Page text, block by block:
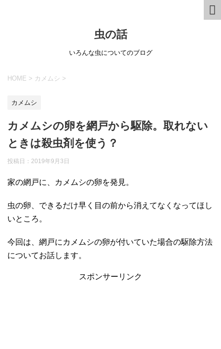
虫の話
いろんな虫についてのブログ
HOME > カメムシ >
カメムシ
カメムシの卵を網戸から駆除。取れない
ときは殺虫剤を使う？
投稿日： 2019年9月3日
家の網戸に、カメムシの卵を発見。
虫の卵、できるだけ早く目の前から消えてなくなってほし
いところ。
今回は、網戸にカメムシの卵が付いていた場合の駆除方法
についてお話します。
スポンサーリンク